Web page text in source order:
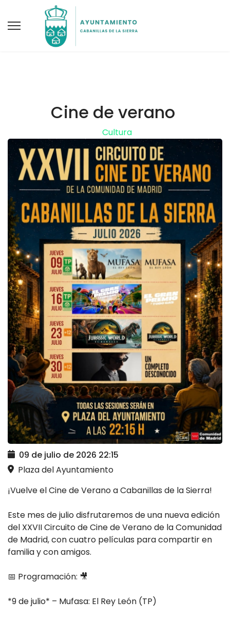
Cine de verano
Cultura
09 de julio de 2026 22:15
Plaza del Ayuntamiento
¡Vuelve el Cine de Verano a Cabanillas de la Sierra!
Este mes de julio disfrutaremos de una nueva edición
del XXVII Circuito de Cine de Verano de la Comunidad
de Madrid, con cuatro películas para compartir en
familia y con amigos.
📅 Programación: 🎥
*9 de julio* – Mufasa: El Rey León (TP)